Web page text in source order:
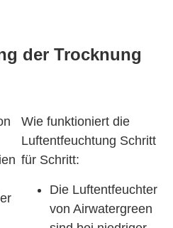
der Trocknung
Wie funktioniert die
Luftentfeuchtung Schritt
für Schritt:
Die Luftentfeuchter
von Airwatergreen